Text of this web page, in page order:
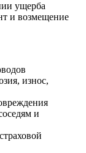
ущерба
и возмещение
износ,
и